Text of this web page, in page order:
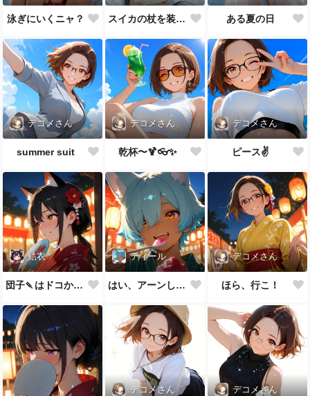
泳ぎにいくニャ？ スイカの杖を装備した ある夏の日
デコメさん
summer suit
デコメさん
乾杯〜🍹👓✨
デコメさん
ピース✌️
結衣
団子🍡はドコかニャ？
ティール
はい、アーンして♪
デコメさん
ほら、行こ！
デコメさん デコメさん